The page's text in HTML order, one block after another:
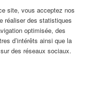
site, vous acceptez nos
réaliser des statistiques
optimisée, des
d’intérêts ainsi que la
des réseaux sociaux.